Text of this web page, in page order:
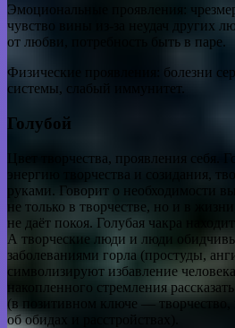
Эмоциональные проявления:
чувство вины из-за неудач других
от любви, потребность быть в паре.
Физические проявления: болезни
системы, слабый иммунитет.
Голубой
Цвет творчества, проявления себя.
энергию творчества и созидания,
руками. Говорит о необходимости
не только в творчестве, но и в
не даёт покоя. Голубая чакра
А творческие люди и люди
заболеваниями горла (простуды,
символизируют избавление
накопленного стремления
(в позитивном ключе —
об обидах и расстройствах).